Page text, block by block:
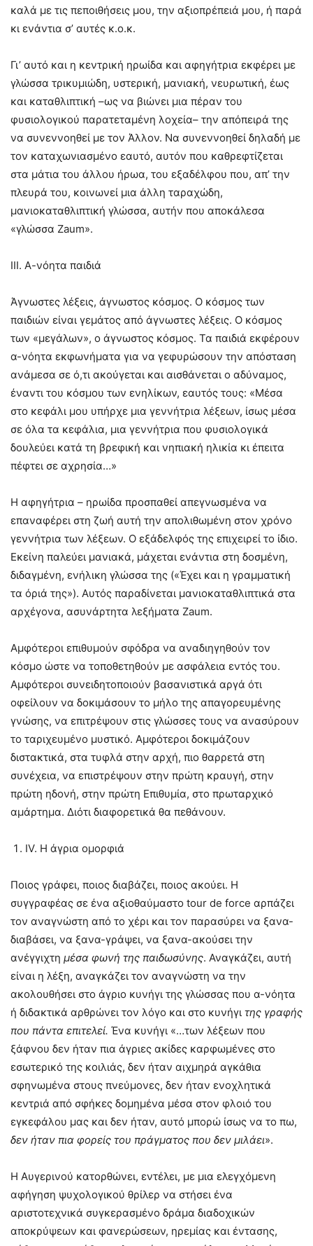
καλά με τις πεποιθήσεις μου, την αξιοπρέπειά μου, ή παρά
κι ενάντια σ’ αυτές κ.ο.κ.
Γι’ αυτό και η κεντρική ηρωίδα και αφηγήτρια εκφέρει με
γλώσσα τρικυμιώδη, υστερική, μανιακή, νευρωτική, έως
και καταθλιπτική –ως να βιώνει μια πέραν του
φυσιολογικού παρατεταμένη λοχεία– την απόπειρά της
να συνεννοηθεί με τον Άλλον. Να συνεννοηθεί δηλαδή με
τον καταχωνιασμένο εαυτό, αυτόν που καθρεφτίζεται
στα μάτια του άλλου ήρωα, του εξαδέλφου που, απ’ την
πλευρά του, κοινωνεί μια άλλη ταραχώδη,
μανιοκαταθλιπτική γλώσσα, αυτήν που αποκάλεσα
«γλώσσα Zaum».
ΙΙΙ. Α-νόητα παιδιά
Άγνωστες λέξεις, άγνωστος κόσμος. Ο κόσμος των
παιδιών είναι γεμάτος από άγνωστες λέξεις. Ο κόσμος
των «μεγάλων», ο άγνωστος κόσμος. Τα παιδιά εκφέρουν
α-νόητα εκφωνήματα για να γεφυρώσουν την απόσταση
ανάμεσα σε ό,τι ακούγεται και αισθάνεται ο αδύναμος,
έναντι του κόσμου των ενηλίκων, εαυτός τους: «Μέσα
στο κεφάλι μου υπήρχε μια γεννήτρια λέξεων, ίσως μέσα
σε όλα τα κεφάλια, μια γεννήτρια που φυσιολογικά
δουλεύει κατά τη βρεφική και νηπιακή ηλικία κι έπειτα
πέφτει σε αχρησία…»
Η αφηγήτρια – ηρωίδα προσπαθεί απεγνωσμένα να
επαναφέρει στη ζωή αυτή την απολιθωμένη στον χρόνο
γεννήτρια των λέξεων. Ο εξάδελφός της επιχειρεί το ίδιο.
Εκείνη παλεύει μανιακά, μάχεται ενάντια στη δοσμένη,
διδαγμένη, ενήλικη γλώσσα της («Έχει και η γραμματική
τα όριά της»). Αυτός παραδίνεται μανιοκαταθλιπτικά στα
αρχέγονα, ασυνάρτητα λεξήματα Zaum.
Αμφότεροι επιθυμούν σφόδρα να αναδιηγηθούν τον
κόσμο ώστε να τοποθετηθούν με ασφάλεια εντός του.
Αμφότεροι συνειδητοποιούν βασανιστικά αργά ότι
οφείλουν να δοκιμάσουν το μήλο της απαγορευμένης
γνώσης, να επιτρέψουν στις γλώσσες τους να ανασύρουν
το ταριχευμένο μυστικό. Αμφότεροι δοκιμάζουν
διστακτικά, στα τυφλά στην αρχή, πιο θαρρετά στη
συνέχεια, να επιστρέψουν στην πρώτη κραυγή, στην
πρώτη ηδονή, στην πρώτη Επιθυμία, στο πρωταρχικό
αμάρτημα. Διότι διαφορετικά θα πεθάνουν.
IV. Η άγρια ομορφιά
Ποιος γράφει, ποιος διαβάζει, ποιος ακούει. Η
συγγραφέας σε ένα αξιοθαύμαστο tour de force αρπάζει
τον αναγνώστη από το χέρι και τον παρασύρει να ξανα-
διαβάσει, να ξανα-γράψει, να ξανα-ακούσει την
ανέγγιχτη μέσα φωνή της παιδωσύνης. Αναγκάζει, αυτή
είναι η λέξη, αναγκάζει τον αναγνώστη να την
ακολουθήσει στο άγριο κυνήγι της γλώσσας που α-νόητα
ή διδακτικά αρθρώνει τον λόγο και στο κυνήγι της γραφής
που πάντα επιτελεί. Ένα κυνήγι «…των λέξεων που
ξάφνου δεν ήταν πια άγριες ακίδες καρφωμένες στο
εσωτερικό της κοιλιάς, δεν ήταν αιχμηρά αγκάθια
σφηνωμένα στους πνεύμονες, δεν ήταν ενοχλητικά
κεντριά από σφήκες δομημένα μέσα στον φλοιό του
εγκεφάλου μας και δεν ήταν, αυτό μπορώ ίσως να το πω,
δεν ήταν πια φορείς του πράγματος που δεν μιλάει».
H Aυγερινού κατορθώνει, εντέλει, με μια ελεγχόμενη
αφήγηση ψυχολογικού θρίλερ να στήσει ένα
αριστοτεχνικά συγκερασμένο δράμα διαδοχικών
αποκρύψεων και φανερώσεων, ηρεμίας και έντασης,